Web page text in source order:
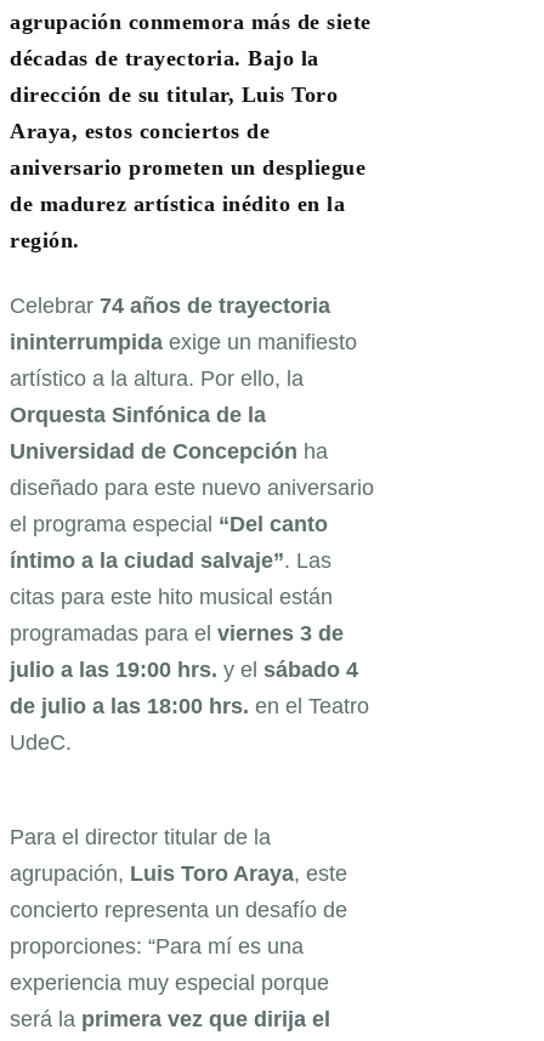
agrupación conmemora más de siete
décadas de trayectoria. Bajo la
dirección de su titular, Luis Toro
Araya, estos conciertos de
aniversario prometen un despliegue
de madurez artística inédito en la
región.
Celebrar 74 años de trayectoria
ininterrumpida exige un manifiesto
artístico a la altura. Por ello, la
Orquesta Sinfónica de la
Universidad de Concepción ha
diseñado para este nuevo aniversario
el programa especial “Del canto
íntimo a la ciudad salvaje”. Las
citas para este hito musical están
programadas para el viernes 3 de
julio a las 19:00 hrs. y el sábado 4
de julio a las 18:00 hrs. en el Teatro
UdeC.
Para el director titular de la
agrupación, Luis Toro Araya, este
concierto representa un desafío de
proporciones: “Para mí es una
experiencia muy especial porque
será la primera vez que dirija el